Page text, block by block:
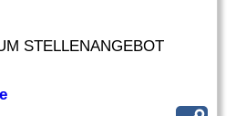
STELLENANGEBOT